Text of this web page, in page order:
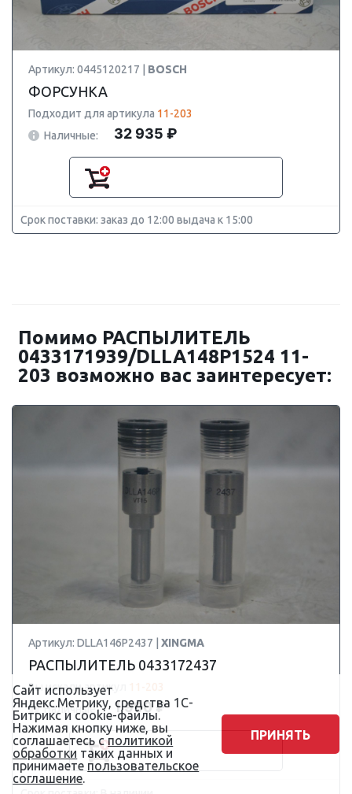
Артикул: 0445120217 | BOSCH
ФОРСУНКА
Подходит для артикула 11-203
Наличные:
32 935 ₽
Срок поставки: заказ до 12:00 выдача к 15:00
Помимо РАСПЫЛИТЕЛЬ
0433171939/DLLA148P1524 11-
203 возможно вас заинтересует:
Артикул: DLLA146P2437 | XINGMA
РАСПЫЛИТЕЛЬ 0433172437
Вы искали артикул
Наличные:
1 900 ₽
Сайт использует
Яндекс.Метрику, средства 1С-
Битрикс и cookie-файлы.
Нажимая кнопку ниже, вы
соглашаетесь сполитикой
обработки таких данных и
принимаете пользовательское
соглашение.
ПРИНЯТЬ